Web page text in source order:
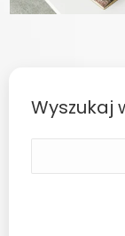
Wyszukaj